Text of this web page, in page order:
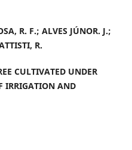
R. F.; ALVES JÚNOR. J.;
R.
CULTIVATED UNDER
IRRIGATION AND